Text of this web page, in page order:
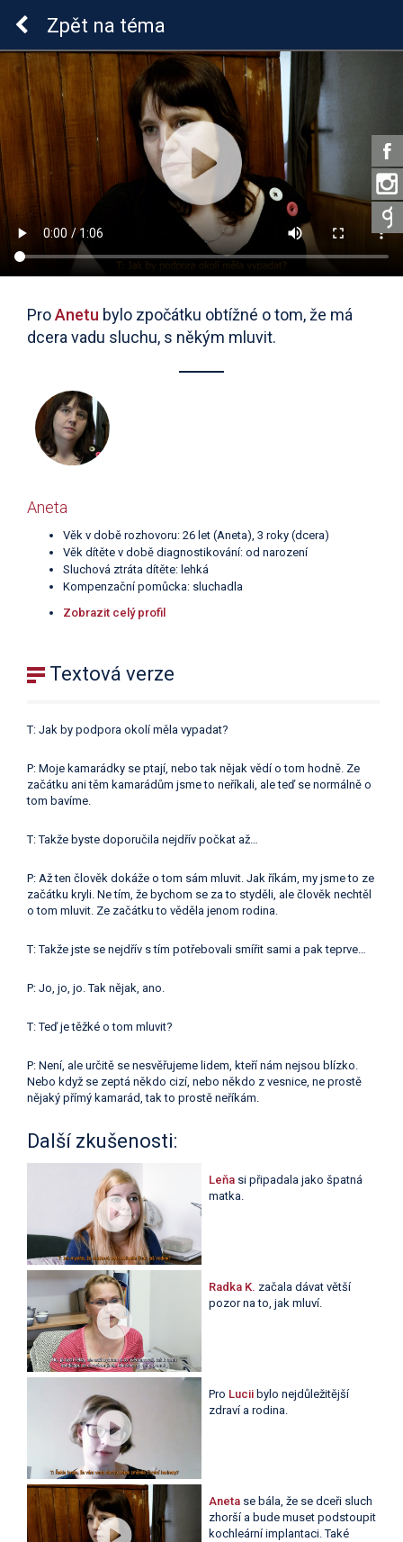
Sluchová vada u dětí
Zpět na téma
ProAnetu bylo zpočátku obtížné o tom, že má
dcera vadu sluchu, s někým mluvit.
Aneta
Věk v době rozhovoru: 26 let (Aneta), 3 roky (dcera)
Věk dítěte v době diagnostikování: od narození
Sluchová ztráta dítěte: lehká
Kompenzační pomůcka: sluchadla
Zobrazit celý profil
Textová verze
T: Jak by podpora okolí měla vypadat?
P: Moje kamarádky se ptají, nebo tak nějak vědí o tom hodně. Ze
začátku ani těm kamarádům jsme to neříkali, ale teď se normálně o
tom bavíme.
T: Takže byste doporučila nejdřív počkat až…
P: Až ten člověk dokáže o tom sám mluvit. Jak říkám, my jsme to ze
začátku kryli. Ne tím, že bychom se za to styděli, ale člověk nechtěl
o tom mluvit. Ze začátku to věděla jenom rodina.
T: Takže jste se nejdřív s tím potřebovali smířit sami a pak teprve…
P: Jo, jo, jo. Tak nějak, ano.
T: Teď je těžké o tom mluvit?
P: Není, ale určitě se nesvěřujeme lidem, kteří nám nejsou blízko.
Nebo když se zeptá někdo cizí, nebo někdo z vesnice, ne prostě
nějaký přímý kamarád, tak to prostě neříkám.
Další zkušenosti:
Leňasi připadala jako špatná
matka.
Radka K. začala dávat větší
pozor na to, jak mluví.
Pro Lucii bylo nejdůležitější
zdraví a rodina.
Aneta se bála, že se dceři sluch
zhorší a bude muset podstoupit
kochleární implantaci. Také